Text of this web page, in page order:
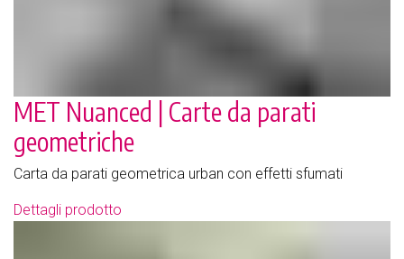
MET Nuanced | Carte da parati
geometriche
Carta da parati geometrica urban con effetti sfumati
Dettagli prodotto